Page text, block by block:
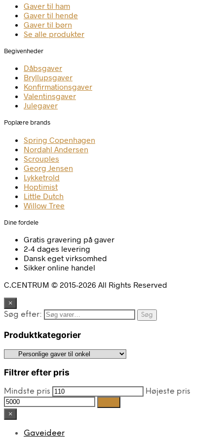
Gaver til ham
Gaver til hende
Gaver til børn
Se alle produkter
Begivenheder
Dåbsgaver
Bryllupsgaver
Konfirmationsgaver
Valentinsgaver
Julegaver
Poplære brands
Spring Copenhagen
Nordahl Andersen
Scrouples
Georg Jensen
Lykketrold
Hoptimist
Little Dutch
Willow Tree
Dine fordele
Gratis gravering på gaver
2-4 dages levering
Dansk eget virksomhed
Sikker online handel
C.CENTRUM © 2015-2026 All Rights Reserved
×
Søg efter: Søg
Produktkategorier
Filtrer efter pris
Mindste pris Højeste pris
×
Gaveideer